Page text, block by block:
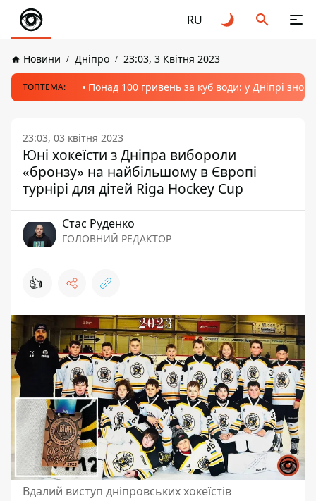
RU
Новини Дніпро 23:03, 3 Квітня 2023
ТОПТЕМА: Понад 100 гривень за куб води: у Дніпрі
23:03, 03 квітня 2023
Юні хокеїсти з Дніпра вибороли
«бронзу» на найбільшому в Європі
турнірі для дітей Riga Hockey Cup
Стас Руденко
ГОЛОВНИЙ РЕДАКТОР
👍
Вдалий виступ дніпровських хокеїстів